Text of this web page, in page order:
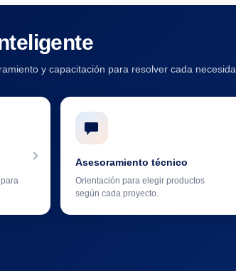
y capacitación para resolver cada
Asesoramiento técnico
Orientación para elegir productos
según cada proyecto.